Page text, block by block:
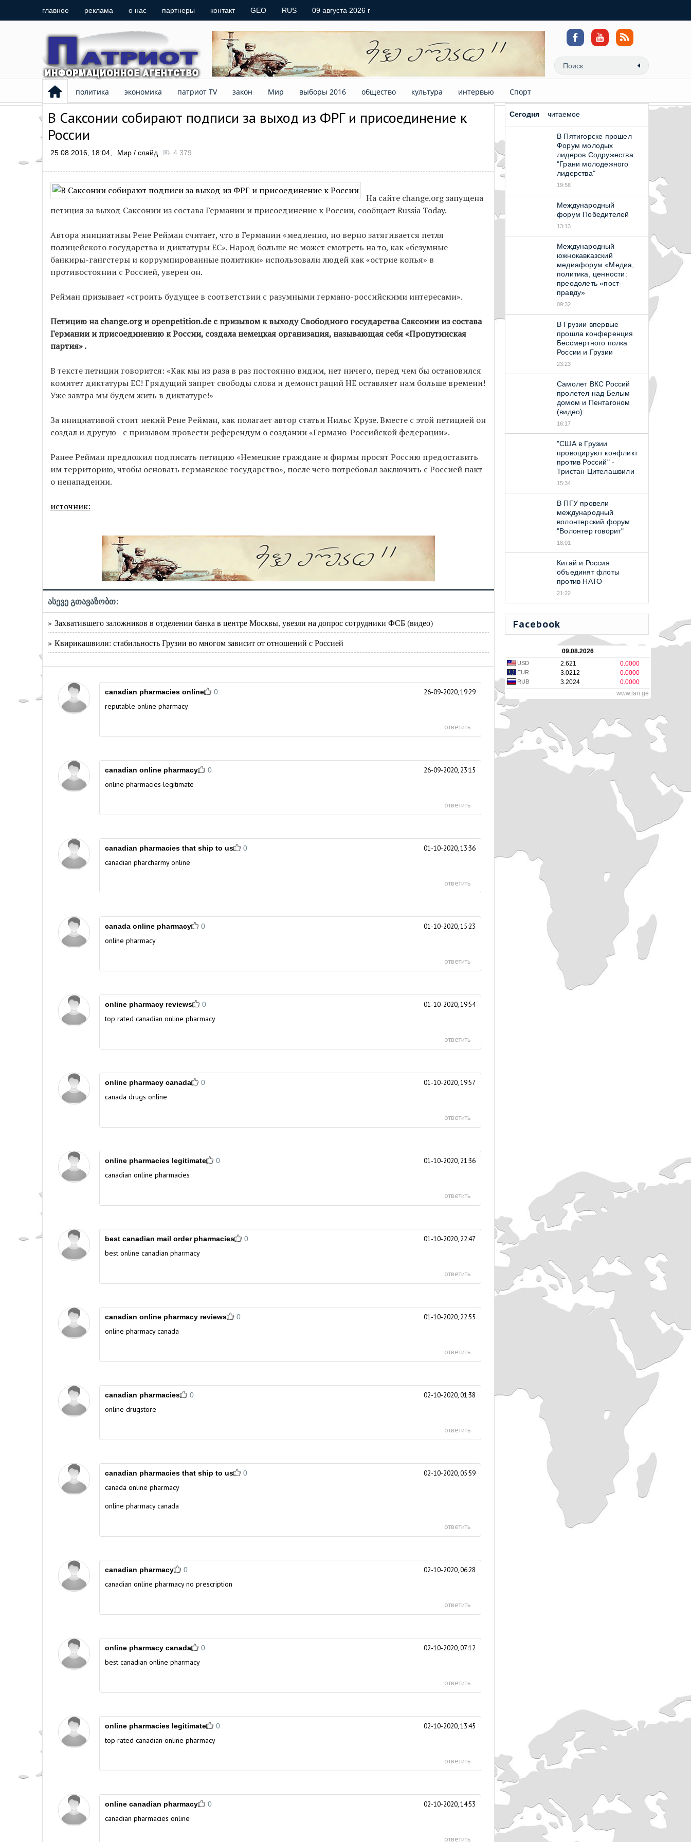
главное реклама о нас партнеры контакт GEO RUS 09 августа 2026 г
политика экономика патриот TV закон Мир выборы 2016 общество культура интервью Спорт
В Саксонии собирают подписи за выход из ФРГ и присоединение к
России
25.08.2016, 18:04, Мир / слайд 4 379
На сайте change.org запущена
петиция за выход Саксонии из состава Германии и присоединение к России, сообщает Russia Today.
Автора инициативы Рене Рейман считает, что в Германии «медленно, но верно затягивается петля
полицейского государства и диктатуры ЕС». Народ больше не может смотреть на то, как «безумные
банкиры-гангстеры и коррумпированные политики» использовали людей как «острие копья» в
противостоянии с Россией, уверен он.
Рейман призывает «строить будущее в соответствии с разумными германо-российскими интересами».
Петицию на change.org и оpenpetition.de с призывом к выходу Свободного государства Саксонии из состава
Германии и присоединению к России, создала немецкая организация, называющая себя «Пропутинская
партия» .
В тексте петиции говорится: «Как мы из раза в раз постоянно видим, нет ничего, перед чем бы остановился
комитет диктатуры ЕС! Грядущий запрет свободы слова и демонстраций НЕ оставляет нам больше времени!
Уже завтра мы будем жить в диктатуре!»
За инициативой стоит некий Рене Рейман, как полагает автор статьи Нильс Крузе. Вместе с этой петицией он
создал и другую - с призывом провести референдум о создании «Германо-Российской федерации».
Ранее Рейман предложил подписать петицию «Немецкие граждане и фирмы просят Россию предоставить
им территорию, чтобы основать германское государство», после чего потребовал заключить с Россией пакт
о ненападении.
источник:
ასევე გთავაზობთ:
» Захватившего заложников в отделении банка в центре Москвы, увезли на допрос сотрудники ФСБ (видео)
» Квирикашвили: стабильность Грузии во многом зависит от отношений с Россией
canadian pharmacies online 26-09-2020, 19:29
0
reputable online pharmacy
ответить
canadian online pharmacy 26-09-2020, 23:15
0
online pharmacies legitimate
ответить
canadian pharmacies that ship to us 01-10-2020, 13:36
0
canadian pharcharmy online
ответить
canada online pharmacy 01-10-2020, 15:23
0
online pharmacy
ответить
online pharmacy reviews 01-10-2020, 19:54
0
top rated canadian online pharmacy
ответить
online pharmacy canada 01-10-2020, 19:57
0
canada drugs online
ответить
online pharmacies legitimate 01-10-2020, 21:36
0
canadian online pharmacies
ответить
best canadian mail order pharmacies 01-10-2020, 22:47
0
best online canadian pharmacy
ответить
canadian online pharmacy reviews 01-10-2020, 22:55
0
online pharmacy canada
ответить
canadian pharmacies 02-10-2020, 01:38
0
online drugstore
ответить
canadian pharmacies that ship to us 02-10-2020, 05:59
0
canada online pharmacy
online pharmacy canada
ответить
canadian pharmacy 02-10-2020, 06:28
0
canadian online pharmacy no prescription
ответить
online pharmacy canada 02-10-2020, 07:12
0
best canadian online pharmacy
ответить
online pharmacies legitimate 02-10-2020, 13:45
0
top rated canadian online pharmacy
ответить
online canadian pharmacy 02-10-2020, 14:53
0
canadian pharmacies online
ответить
Сегодня читаемое
В Пятигорске прошел
Форум молодых
лидеров Содружества:
"Грани молодежного
лидерства"
19:58
Международный
форум Победителей
13:13
Международный
южнокавказский
медиафорум «Медиа,
политика, ценности:
преодолеть «пост-
правду»
09:32
В Грузии впервые
прошла конференция
Бессмертного полка
России и Грузии
23:23
Самолет ВКС Россий
пролетел над Белым
домом и Пентагоном
(видео)
16:17
"США в Грузии
провоцируют конфликт
против Россий" -
Тристан Цителашвили
15:34
В ПГУ провели
международный
волонтерский форум
"Волонтер говорит"
18:01
Китай и Россия
объединят флоты
против НАТО
21:22
Facebook
09.08.2026
USD 2.621 0.0000
EUR 3.0212 0.0000
RUB 3.2024
0.0000
www.lari.ge